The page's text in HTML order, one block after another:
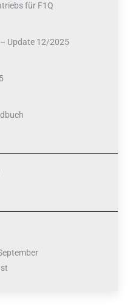
für F1Q
Update 12/2025